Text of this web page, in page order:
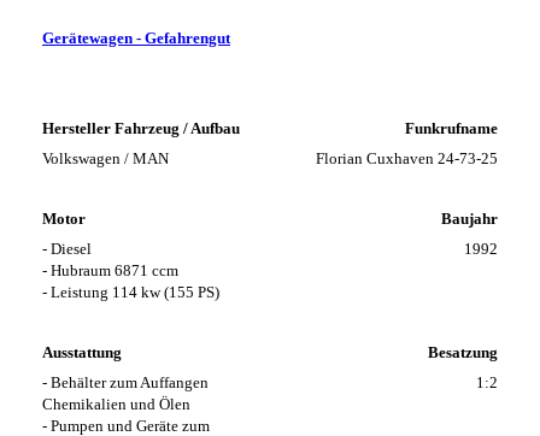
Gerätewagen - Gefahrengut
Hersteller Fahrzeug / Aufbau
Funkrufname
Volkswagen / MAN
Florian Cuxhaven 24-73-25
Motor
Baujahr
- Diesel
- Hubraum 6871 ccm
- Leistung 114 kw (155 PS)
1992
Ausstattung
Besatzung
- Behälter zum Auffangen
Chemikalien und Ölen
- Pumpen und Geräte zum
1:2